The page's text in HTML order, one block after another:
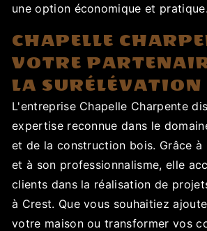
une option économique et pratique.
CHAPELLE
VOTRE
LA SURÉLÉVATION
L'entreprise Chapelle Charpente
expertise reconnue dans le
et de la construction bois. Grâce à
et à son professionnalisme, elle
clients dans la réalisation de
à Crest. Que vous souhaitiez
votre maison ou transformer vos